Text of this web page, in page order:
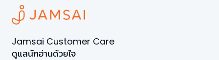
Jamsai Customer Care
ดูแลนักอ่านด้วยใจ